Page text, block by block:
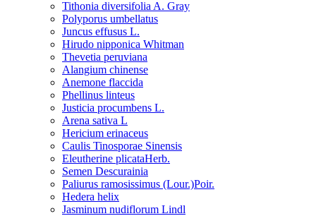
Tithonia diversifolia A. Gray
Polyporus umbellatus
Juncus effusus L.
Hirudo nipponica Whitman
Thevetia peruviana
Alangium chinense
Anemone flaccida
Phellinus linteus
Justicia procumbens L.
Arena sativa L
Hericium erinaceus
Caulis Tinosporae Sinensis
Eleutherine plicataHerb.
Semen Descurainia
Paliurus ramosissimus (Lour.)Poir.
Hedera helix
Jasminum nudiflorum Lindl